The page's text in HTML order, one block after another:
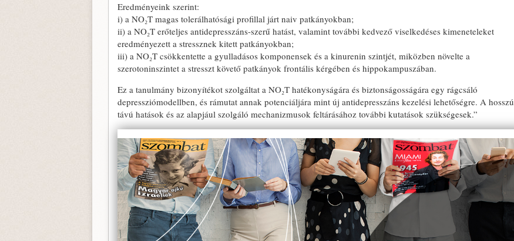
Eredményeink szerint:
i) a NO₂T magas tolerálhatósági profillal járt naiv patkányokban;
ii) a NO₂T erőteljes antidepresszáns-szerű hatást, valamint további kedvező viselkedéses kimeneteleket
eredményezett a stressznek kitett patkányokban;
iii) a NO₂T csökkentette a gyulladásos komponensek és a kinurenin szintjét, miközben növelte a
szerotoninszintet a stresszt követő patkányok frontális kérgében és hippokampuszában.
Ez a tanulmány bizonyítékot szolgáltat a NO₂T hatékonyságára és biztonságosságára egy rágcsáló
depressziómodellben, és rámutat annak potenciáljára mint új antidepresszáns kezelési lehetőségre. A hosszú
távú hatások és az alapjául szolgáló mechanizmusok feltárásához további kutatások szükségesek.”